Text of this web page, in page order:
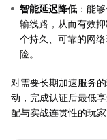
智能延迟降低 ：能
输线路，从而有效
个持久、可靠的网
险。
对需要长期加速服务
动，完成认证后最低
配与实战连贯性的玩家